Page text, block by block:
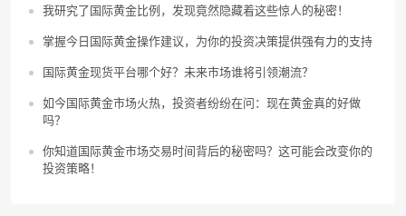
我研究了国际黄金比例，发现竟然隐藏着这些惊人的秘密！
掌握今日国际黄金操作建议，为你的投资决策提供强有力的支持
国际黄金现货平台哪个好？未来市场谁将引领潮流？
如今国际黄金市场火热，投资者纷纷在问：现在黄金真的好做
吗？
你知道国际黄金市场交易时间背后的秘密吗？这可能会改变你的
投资策略！